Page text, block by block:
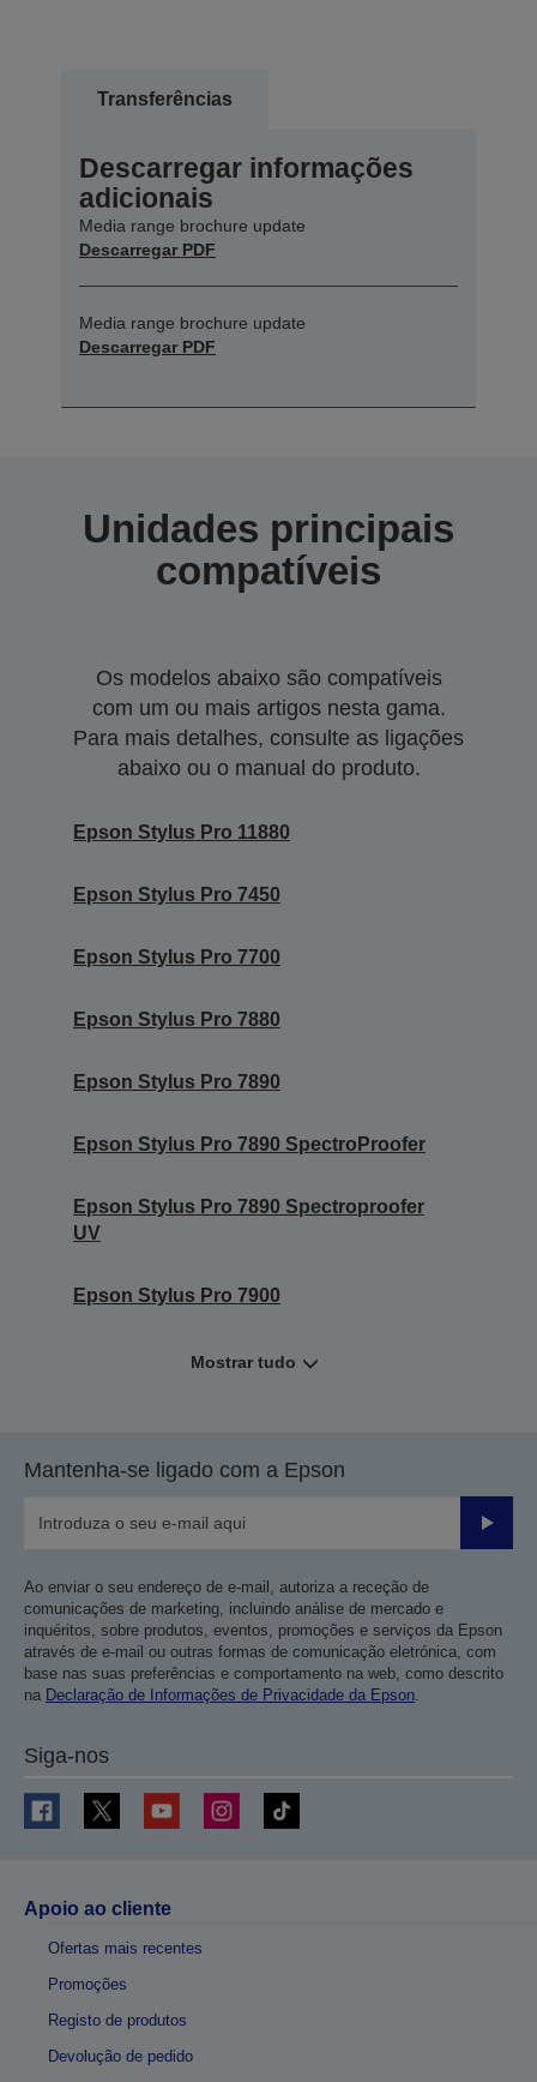
Transferências
Descarregar informações
adicionais
Media range brochure update
Descarregar PDF
Media range brochure update
Descarregar PDF
Unidades principais
compatíveis
Os modelos abaixo são compatíveis
com um ou mais artigos nesta gama.
Para mais detalhes, consulte as ligações
abaixo ou o manual do produto.
Epson Stylus Pro 11880
Epson Stylus Pro 7450
Epson Stylus Pro 7700
Epson Stylus Pro 7880
Epson Stylus Pro 7890
Epson Stylus Pro 7890 SpectroProofer
Epson Stylus Pro 7890 Spectroproofer
UV
Epson Stylus Pro 7900
Mostrar tudo
Mantenha-se ligado com a Epson
Enviar
Ao enviar o seu endereço de e-mail, autoriza a receção de
comunicações de marketing, incluindo análise de mercado e
inquéritos, sobre produtos, eventos, promoções e serviços da Epson
através de e-mail ou outras formas de comunicação eletrónica, com
base nas suas preferências e comportamento na web, como descrito
na Declaração de Informações de Privacidade da Epson.
Siga-nos
Apoio ao cliente
Ofertas mais recentes
Promoções
Registo de produtos
Devolução de pedido